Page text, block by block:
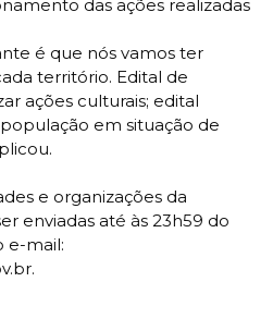
das ações realizadas
é que nós vamos ter
território. Edital de
ações culturais; edital
em situação de
e organizações da
enviadas até às 23h59 do
e-mail: